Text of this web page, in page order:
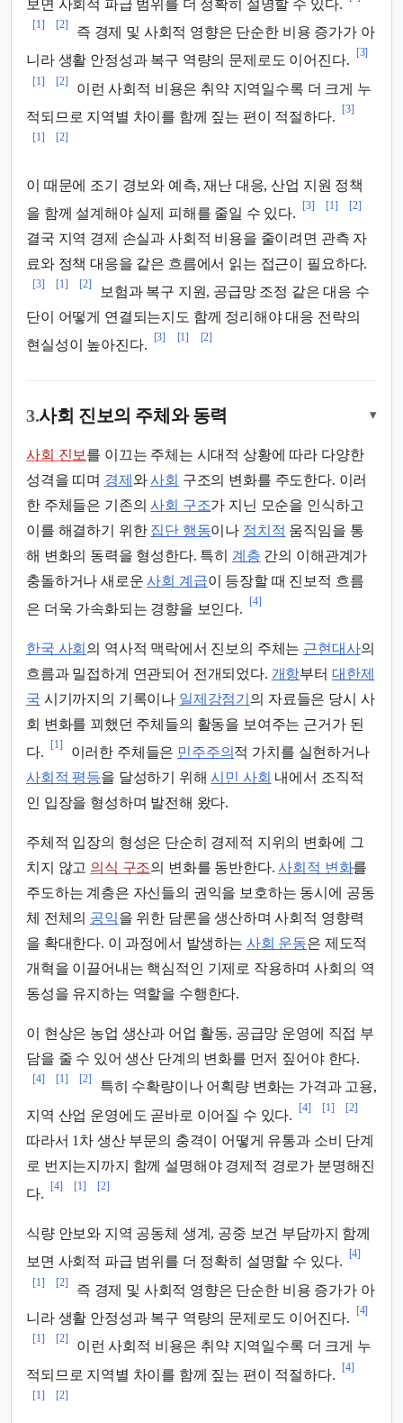
보면 사회적 파급 범위를 더 정확히 설명할 수 있다.
[1] [2]
즉 경제 및 사회적 영향은 단순한 비용 증가가 아
니라 생활 안정성과 복구 역량의 문제로도 이어진다.
[3]
[1] [2]
이런 사회적 비용은 취약 지역일수록 더 크게 누
적되므로 지역별 차이를 함께 짚는 편이 적절하다.
[3]
[1] [2]
이 때문에 조기 경보와 예측, 재난 대응, 산업 지원 정책
을 함께 설계해야 실제 피해를 줄일 수 있다.
[3] [1] [2]
결국 지역 경제 손실과 사회적 비용을 줄이려면 관측 자
료와 정책 대응을 같은 흐름에서 읽는 접근이 필요하다.
[3] [1] [2]
보험과 복구 지원, 공급망 조정 같은 대응 수
단이 어떻게 연결되는지도 함께 정리해야 대응 전략의
현실성이 높아진다.
[3] [1] [2]
3.사회 진보의 주체와 동력 ▾
사회 진보 를 이끄는 주체는 시대적 상황에 따라 다양한
성격을 띠며 경제 와사회 구조의 변화를 주도한다. 이러
한 주체들은 기존의사회 구조가 지닌 모순을 인식하고
이를 해결하기 위한 집단 행동이나 정치적 움직임을 통
해 변화의 동력을 형성한다. 특히 계층 간의 이해관계가
충돌하거나 새로운사회 계급이 등장할 때 진보적 흐름
은 더욱 가속화되는 경향을 보인다.
[4]
한국 사회 의 역사적 맥락에서 진보의 주체는 근현대사의
흐름과 밀접하게 연관되어 전개되었다. 개항부터 대한제
국 시기까지의 기록이나 일제강점기 의 자료들은 당시 사
회 변화를 꾀했던 주체들의 활동을 보여주는 근거가 된
다.
[1]
이러한 주체들은 민주주의 적 가치를 실현하거나
사회적 평등을 달성하기 위해시민 사회 내에서 조직적
인 입장을 형성하며 발전해 왔다.
주체적 입장의 형성은 단순히 경제적 지위의 변화에 그
치지 않고 의식 구조의 변화를 동반한다.사회적 변화를
주도하는 계층은 자신들의 권익을 보호하는 동시에 공동
체 전체의 공익을 위한 담론을 생산하며 사회적 영향력
을 확대한다. 이 과정에서 발생하는 사회 운동은 제도적
개혁을 이끌어내는 핵심적인 기제로 작용하며 사회의 역
동성을 유지하는 역할을 수행한다.
이 현상은 농업 생산과 어업 활동, 공급망 운영에 직접 부
담을 줄 수 있어 생산 단계의 변화를 먼저 짚어야 한다.
[4] [1] [2]
특히 수확량이나 어획량 변화는 가격과 고용,
지역 산업 운영에도 곧바로 이어질 수 있다.
[4] [1] [2]
따라서 1차 생산 부문의 충격이 어떻게 유통과 소비 단계
로 번지는지까지 함께 설명해야 경제적 경로가 분명해진
다.
[4] [1] [2]
식량 안보와 지역 공동체 생계, 공중 보건 부담까지 함께
보면 사회적 파급 범위를 더 정확히 설명할 수 있다.
[4]
[1] [2]
즉 경제 및 사회적 영향은 단순한 비용 증가가 아
니라 생활 안정성과 복구 역량의 문제로도 이어진다.
[4]
[1] [2]
이런 사회적 비용은 취약 지역일수록 더 크게 누
적되므로 지역별 차이를 함께 짚는 편이 적절하다.
[4]
[1] [2]